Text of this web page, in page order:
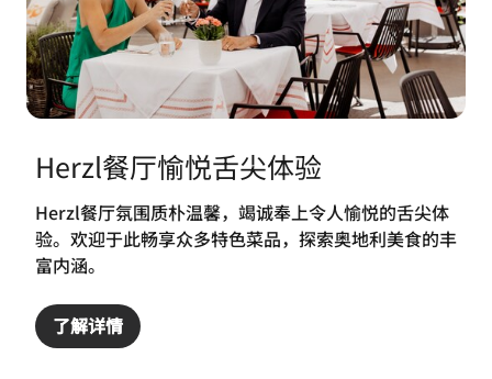
Herzl餐厅愉悦舌尖体验
Herzl餐厅氛围质朴温馨，竭诚奉上令人愉悦的舌尖体
验。欢迎于此畅享众多特色菜品，探索奥地利美食的丰
富内涵。
了解详情